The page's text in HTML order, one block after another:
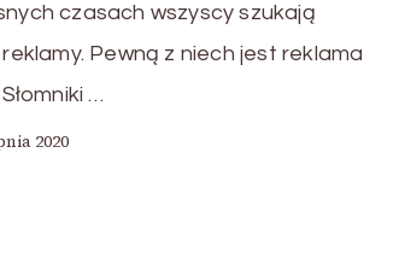
czasach wszyscy szukają
Pewną z niech jest reklama
…
2020